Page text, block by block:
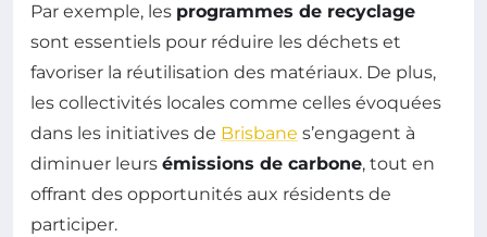
Par exemple, les programmes de recyclage
sont essentiels pour réduire les déchets et
favoriser la réutilisation des matériaux. De plus,
les collectivités locales comme celles évoquées
dans les initiatives de Brisbane s’engagent à
diminuer leurs émissions de carbone, tout en
offrant des opportunités aux résidents de
participer.